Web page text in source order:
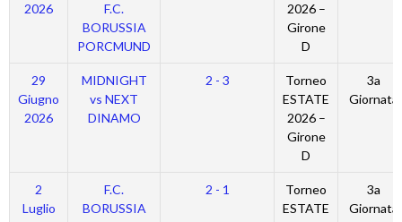
2026
F.C.
BORUSSIA
PORCMUND
2026 –
Girone
D
29
Giugno
2026
MIDNIGHT
vs NEXT
DINAMO
2 - 3
Torneo
ESTATE
2026 –
Girone
D
3a
Giornata
2
Luglio
F.C.
BORUSSIA
2 - 1
Torneo
ESTATE
3a
Giornata